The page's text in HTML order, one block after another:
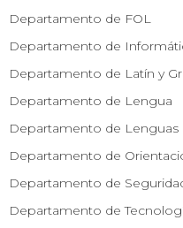
Departamento de FOL
Departamento de
Departamento de Latín y
Departamento de Lengua
Departamento de Lenguas
Departamento de
Departamento de
Departamento de